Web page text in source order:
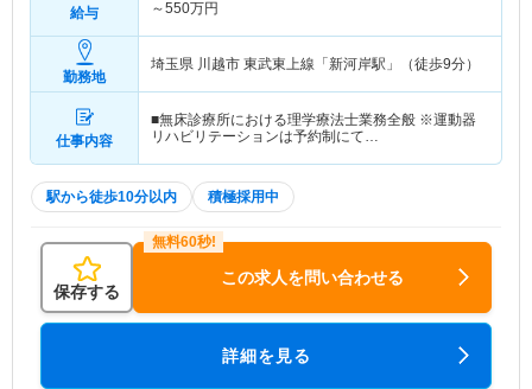
給与
～550万円
勤務地
埼玉県 川越市 東武東上線「新河岸駅」（徒歩9分）
仕事内容
■無床診療所における理学療法士業務全般 ※運動器
リハビリテーションは予約制にて…
駅から徒歩10分以内 積極採用中
保存する
この求人を問い合わせる
詳細を見る